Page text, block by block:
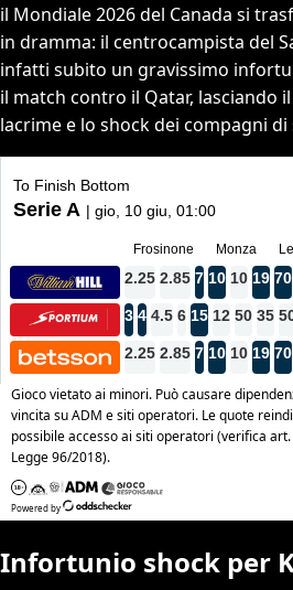
il Mondiale 2026 del Canada si
in dramma: il centrocampista del
infatti subito un gravissimo
il match contro il Qatar, lasciando
lacrime e lo shock dei compagni di
Infortunio shock per